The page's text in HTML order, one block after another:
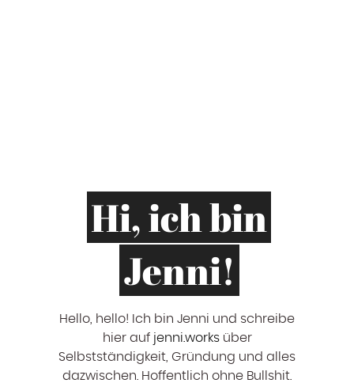
Hi, ich bin
Jenni!
Hello, hello! ‍Ich bin Jenni und schreibe
hier auf jenni.worksüber
Selbstständigkeit, Gründung und alles
dazwischen. Hoffentlich ohne Bullshit.